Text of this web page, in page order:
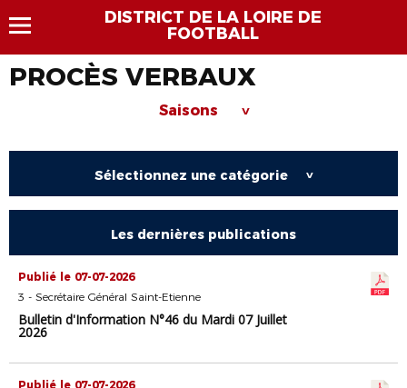
DISTRICT DE LA LOIRE DE
FOOTBALL
PROCÈS VERBAUX
Saisons >
Sélectionnez une catégorie >
Les dernières publications
Publié le 07-07-2026
3 - Secrétaire Général Saint-Etienne
Bulletin d'Information N°46 du Mardi 07 Juillet
2026
Publié le 07-07-2026